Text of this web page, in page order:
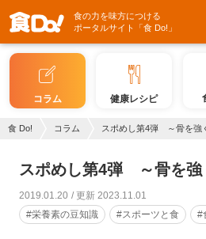
食の力を味方につける
ポータルサイト「食 Do!」
コラム 健康レシピ
食 Do! コラム スポめし第4弾 ～骨を強
スポめし第4弾 ～骨を強
2019.01.20
更新 2023.11.01
#栄養素の豆知識
#スポーツと食 #